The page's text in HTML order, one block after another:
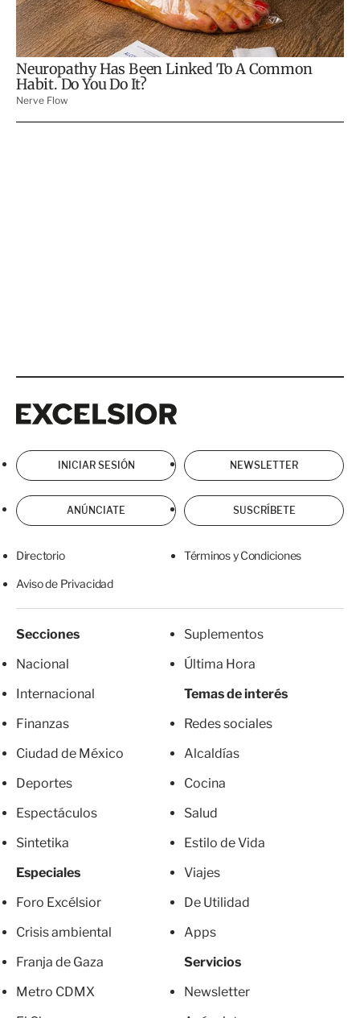
INICIAR SESIÓN NEWSLETTER
ANÚNCIATE SUSCRÍBETE
Directorio Términos y Condiciones
Aviso de Privacidad
Secciones
Nacional
Internacional
Finanzas
Ciudad de México
Deportes
Espectáculos
Sintetika
Especiales
Foro Excélsior
Crisis ambiental
Franja de Gaza
Metro CDMX
Suplementos
Última Hora
Temas de interés
Redes sociales
Alcaldías
Cocina
Salud
Estilo de Vida
Viajes
De Utilidad
Apps
Servicios
Newsletter